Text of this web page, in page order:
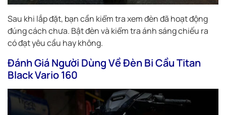
Sau khi lắp đặt, bạn cần kiểm tra xem đèn đã hoạt động
đúng cách chưa. Bật đèn và kiểm tra ánh sáng chiếu ra
có đạt yêu cầu hay không.
Đánh Giá Người Dùng Về Đèn Bi Cầu Titan
Black Vario 160